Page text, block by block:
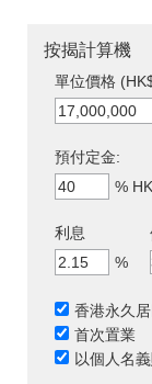
按揭計算機
單位價格
預付定金:
%
利息
%
香港永久
首次置業
以個人名